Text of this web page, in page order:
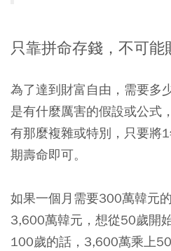
只靠拼命存錢，不可能
為了達到財富自由，需要多
是有什麼厲害的假設或公式
有那麼複雜或特別， 只要將
期壽命即可。
如果一個月需要300萬韓元
3,600萬韓元，想從50歲開
100歲的話，3,600萬乘上